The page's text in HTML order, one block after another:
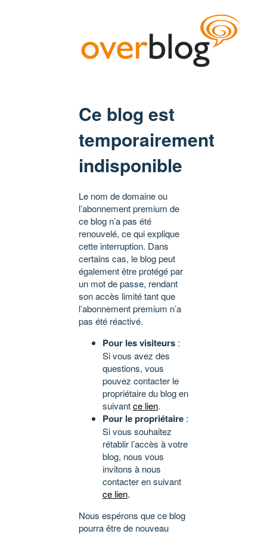
Ce blog est
temporairement
indisponible
Le nom de domaine ou
l’abonnement premium de
ce blog n’a pas été
renouvelé, ce qui explique
cette interruption. Dans
certains cas, le blog peut
également être protégé par
un mot de passe, rendant
son accès limité tant que
l’abonnement premium n’a
pas été réactivé.
Pour les visiteurs :
Si vous avez des
questions, vous
pouvez contacter le
propriétaire du blog en
suivantce lien.
Pour le propriétaire :
Si vous souhaitez
rétablir l’accès à votre
blog, nous vous
invitons à nous
contacter en suivant
ce lien.
Nous espérons que ce blog
pourra être de nouveau